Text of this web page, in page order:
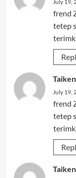
July 19,
frend
tetep
July 19,
frend
tetep